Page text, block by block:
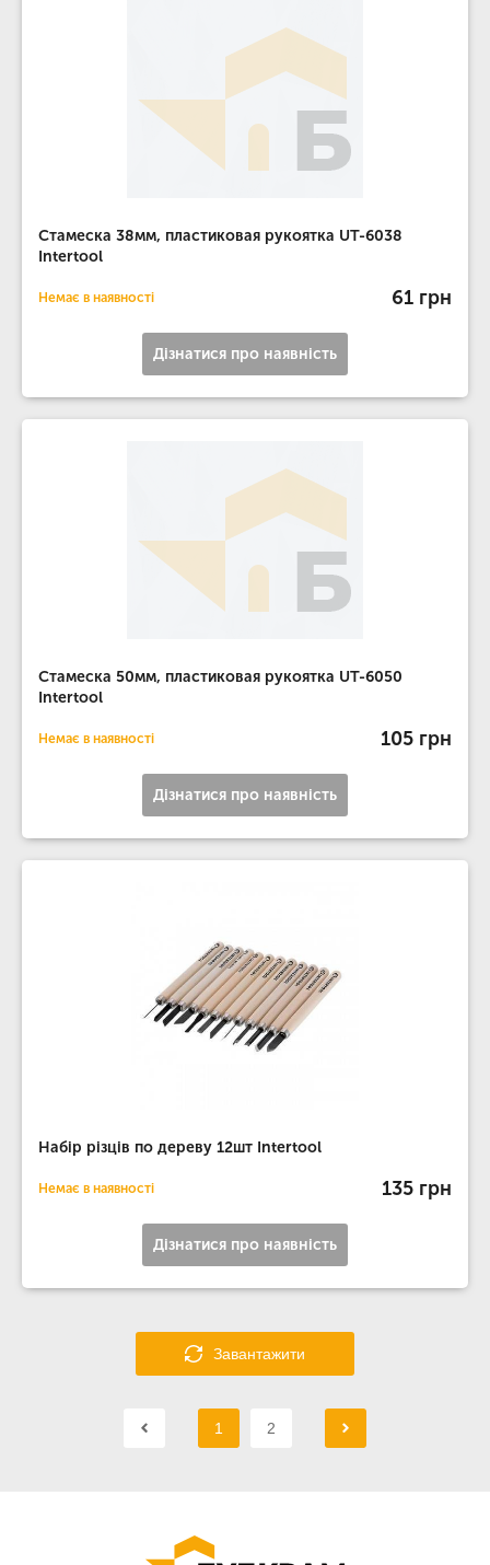
Стамеска 38мм, пластиковая рукоятка UT-6038
Intertool
Немає в наявності 61 грн
Дізнатися про наявність
Стамеска 50мм, пластиковая рукоятка UT-6050
Intertool
Немає в наявності 105 грн
Дізнатися про наявність
Набір різців по дереву 12шт Intertool
Немає в наявності 135 грн
Дізнатися про наявність
Завантажити
1 2